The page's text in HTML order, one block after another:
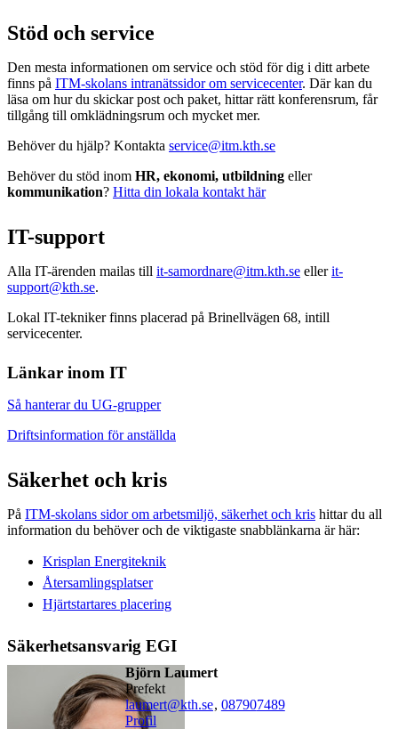
Stöd och service
Den mesta informationen om service och stöd för dig i ditt arbete
finns på ITM-skolans intranätssidor om servicecenter. Där kan du
läsa om hur du skickar post och paket, hittar rätt konferensrum, får
tillgång till omklädningsrum och mycket mer.
Behöver du hjälp? Kontakta service@itm.kth.se
Behöver du stöd inom HR, ekonomi, utbildning eller
kommunikation? Hitta din lokala kontakt här
IT-support
Alla IT-ärenden mailas till it-samordnare@itm.kth.se ellerit-
support@kth.se.
Lokal IT-tekniker finns placerad på Brinellvägen 68, intill
servicecenter.
Länkar inom IT
Så hanterar du UG-grupper
Driftsinformation för anställda
Säkerhet och kris
På ITM-skolans sidor om arbetsmiljö, säkerhet och kris hittar du all
information du behöver och de viktigaste snabblänkarna är här:
Krisplan Energiteknik
Återsamlingsplatser
Hjärtstartares placering
Säkerhetsansvarig EGI
Björn Laumert
prefekt
laumert@kth.se, 087907489
Profil